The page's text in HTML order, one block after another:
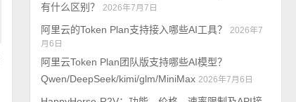
有什么区别？
2026年7月7日
阿里云的Token Plan支持接入哪些AI工具？
2026年7
月6日
阿里云Token Plan团队版支持哪些AI模型？
Qwen/DeepSeek/kimi/glm/MiniMax 2026年7月6日